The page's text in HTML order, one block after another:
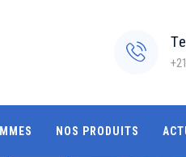
NOS PRODUITS